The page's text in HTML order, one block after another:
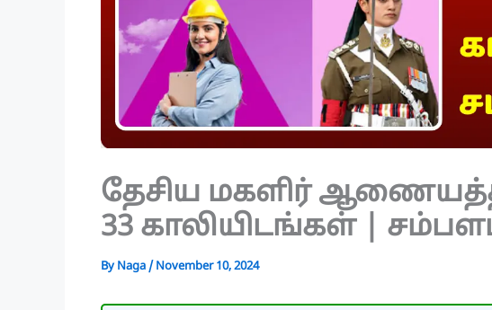
தேசிய மகளிர்
33 காலியிடங்கள் |
By Naga/ November 10, 2024